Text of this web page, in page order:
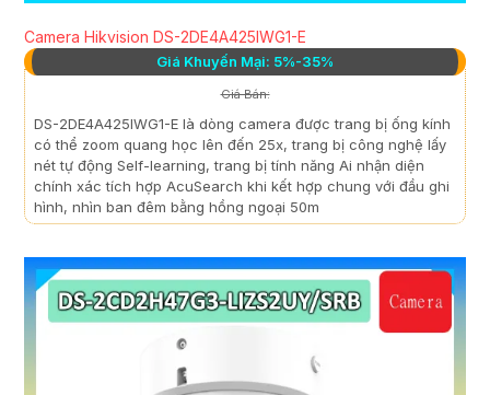
Camera Hikvision DS-2DE4A425IWG1-E
Giá Khuyến Mại: 5%-35%
Giá Bán:
DS-2DE4A425IWG1-E là dòng camera được trang bị ống kính
có thể zoom quang học lên đến 25x, trang bị công nghệ lấy
nét tự động Self-learning, trang bị tính năng Ai nhận diện
chính xác tích hợp AcuSearch khi kết hợp chung với đầu ghi
hình, nhìn ban đêm bằng hồng ngoại 50m